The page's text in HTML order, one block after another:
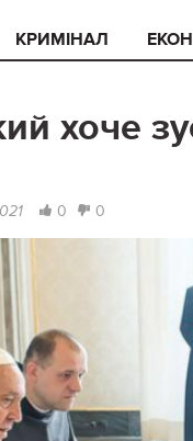
КРИМІНАЛ
хоче
0 0